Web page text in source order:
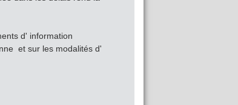
d' information
et sur les modalités d'